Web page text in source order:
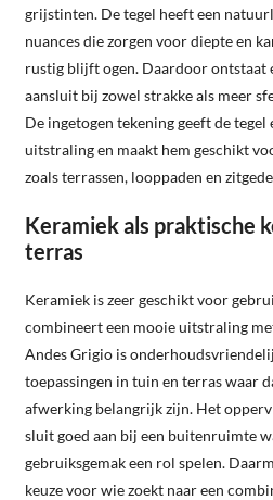
grijstinten. De tegel heeft een
nuances die zorgen voor diepte en
rustig blijft ogen. Daardoor ontstaat
aansluit bij zowel strakke als meer
De ingetogen tekening geeft de
uitstraling en maakt hem geschikt
zoals terrassen, looppaden en
Keramiek als praktische
terras
Keramiek is zeer geschikt voor
combineert een mooie uitstraling
Andes Grigio is
toepassingen in tuin en terras waar
afwerking belangrijk zijn. Het
sluit goed aan bij een buitenruimte
gebruiksgemak een rol spelen.
keuze voor wie zoekt naar een